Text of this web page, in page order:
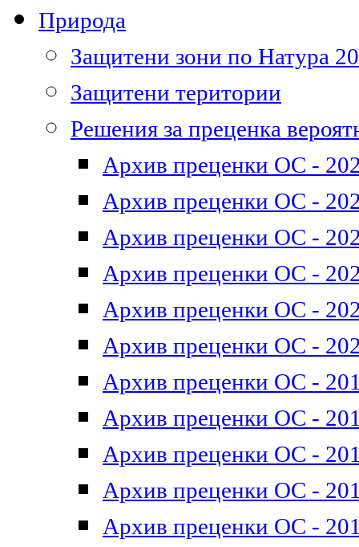
Природа
Защитени зони по Натура
Защитени територии
Решения за преценка
Архив преценки ОС -
Архив преценки ОС -
Архив преценки ОС -
Архив преценки ОС -
Архив преценки ОС -
Архив преценки ОС -
Архив преценки ОС -
Архив преценки ОС -
Архив преценки ОС -
Архив преценки ОС -
Архив преценки ОС -